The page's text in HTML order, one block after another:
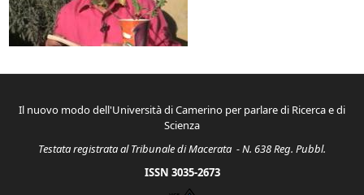
Il nuovo modo dell'Università di Camerino per parlare di Ricerca e di
Scienza
Testata registrata al Tribunale di Macerata - N. 638 Reg. Pubbl.
ISSN 3035-2673